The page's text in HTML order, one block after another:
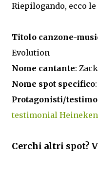
Riepilogando, ecco le
Titolo canzone-
Evolution
Nome cantante:
Nome spot specifico
Protagonisti/
testimonial Heineken
Cerchi altri spot?